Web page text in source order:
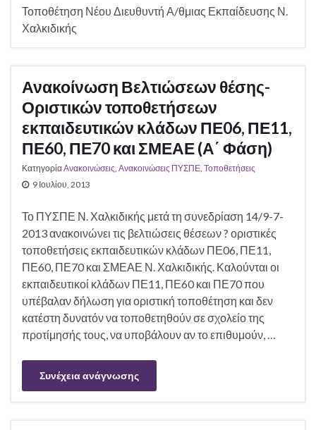
Τοποθέτηση Νέου Διευθυντή Α/θμιας Εκπαίδευσης Ν.
Χαλκιδικής
Ανακοίνωση Βελτιώσεων θέσης-
Οριστικών τοποθετήσεων
εκπαιδευτικών κλάδων ΠΕ06, ΠΕ11,
ΠΕ60, ΠΕ70 και ΣΜΕΑΕ (Α΄ Φάση)
ΚατηγορίαΑνακοινώσεις Ανακοινώσεις ΠΥΣΠΕ Τοποθετήσεις
9 Ιουλίου, 2013
Το ΠΥΣΠΕ Ν. Χαλκιδικής μετά τη συνεδρίαση 14/9-7-
2013 ανακοινώνει τις βελτιώσεις θέσεων ? οριστικές
τοποθετήσεις εκπαιδευτικών κλάδων ΠΕ06, ΠΕ11,
ΠΕ60, ΠΕ70 και ΣΜΕΑΕ Ν. Χαλκιδικής. Καλούνται οι
εκπαιδευτικοί κλάδων ΠΕ11, ΠΕ60 και ΠΕ70 που
υπέβαλαν δήλωση για οριστική τοποθέτηση και δεν
κατέστη δυνατόν να τοποθετηθούν σε σχολείο της
προτίμησής τους, να υποβάλουν αν το επιθυμούν, …
Συνέχεια ανάγνωσης